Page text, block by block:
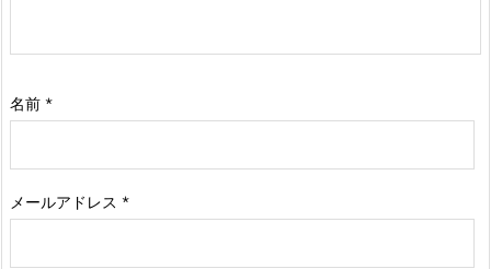
名前 *
メールアドレス *